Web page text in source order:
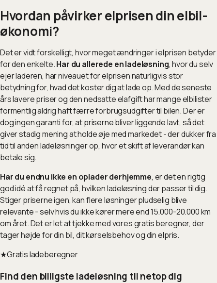
Hvordan påvirker elprisen din elbil-
økonomi?
Det er vidt forskelligt, hvor meget ændringer i elprisen betyder
for den enkelte.Har du allerede en ladeløsning, hvor du selv
ejer laderen, har niveauet for elprisen naturligvis stor
betydning for, hvad det koster dig at lade op. Med de seneste
års lavere priser og den nedsatte elafgift har mange elbilister
formentlig aldrig haft færre forbrugsudgifter til bilen. Der er
dog ingen garanti for, at priserne bliver liggende lavt, så det
giver stadig mening at holde øje med markedet - der dukker fra
tid til anden ladeløsninger op, hvor et skift af leverandør kan
betale sig.
Har du endnu ikke en oplader derhjemme, er det en rigtig
god idé at få regnet på, hvilken ladeløsning der passer til dig.
Stiger priserne igen, kan flere løsninger pludselig blive
relevante - selv hvis du ikke kører mere end 15.000-20.000 km
om året. Det er let at tjekke med vores gratis beregner, der
tager højde for din bil, dit kørselsbehov og din elpris.
★Gratis ladeberegner
Find den billigste ladeløsning til netop dig